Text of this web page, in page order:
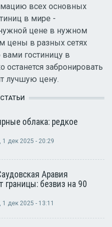
всех основных
в мире -
цене в нужном
цены в разных сетях
гостиницу в
останется забронировать
лучшую цену.
облака: редкое
, 1 дек 2025 - 20:29
Аравия
границы: безвиз на 90
, 1 дек 2025 - 13:11